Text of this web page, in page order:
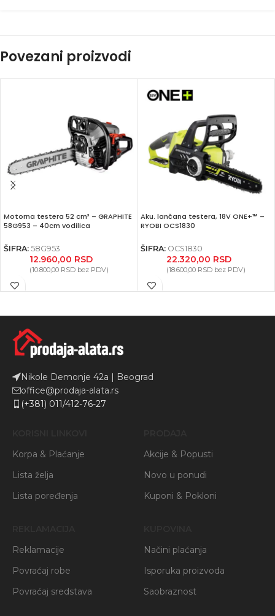
Povezani proizvodi
Motorna testera 52 cm³ – GRAPHITE
58G953 – 40cm vodilica
ŠIFRA: 58G953
12.960,00 RSD
(10.800,00 RSDbez PDV)
Aku. lančana testera, 18V ONE+™ –
RYOBI OCS1830
ŠIFRA: OCS1830
22.320,00 RSD
(18.600,00 RSDbez PDV)
Nikole Demonje 42a | Beograd
office@prodaja-alata.rs
(+381) 011/412-76-27
Korpa & Plaćanje
Lista želja
Lista poređenja
Akcije & Popusti
Novo u ponudi
Kuponi & Pokloni
Reklamacije
Povraćaj robe
Povraćaj sredstava
Načini plaćanja
Isporuka proizvoda
Saobraznost